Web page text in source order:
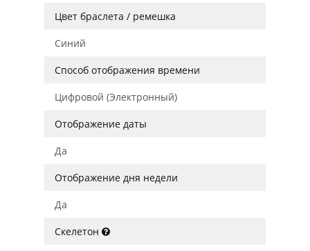
Цвет браслета / ремешка
Синий
Способ отображения времени
Цифровой (Электронный)
Отображение даты
Да
Отображение дня недели
Да
Скелетон